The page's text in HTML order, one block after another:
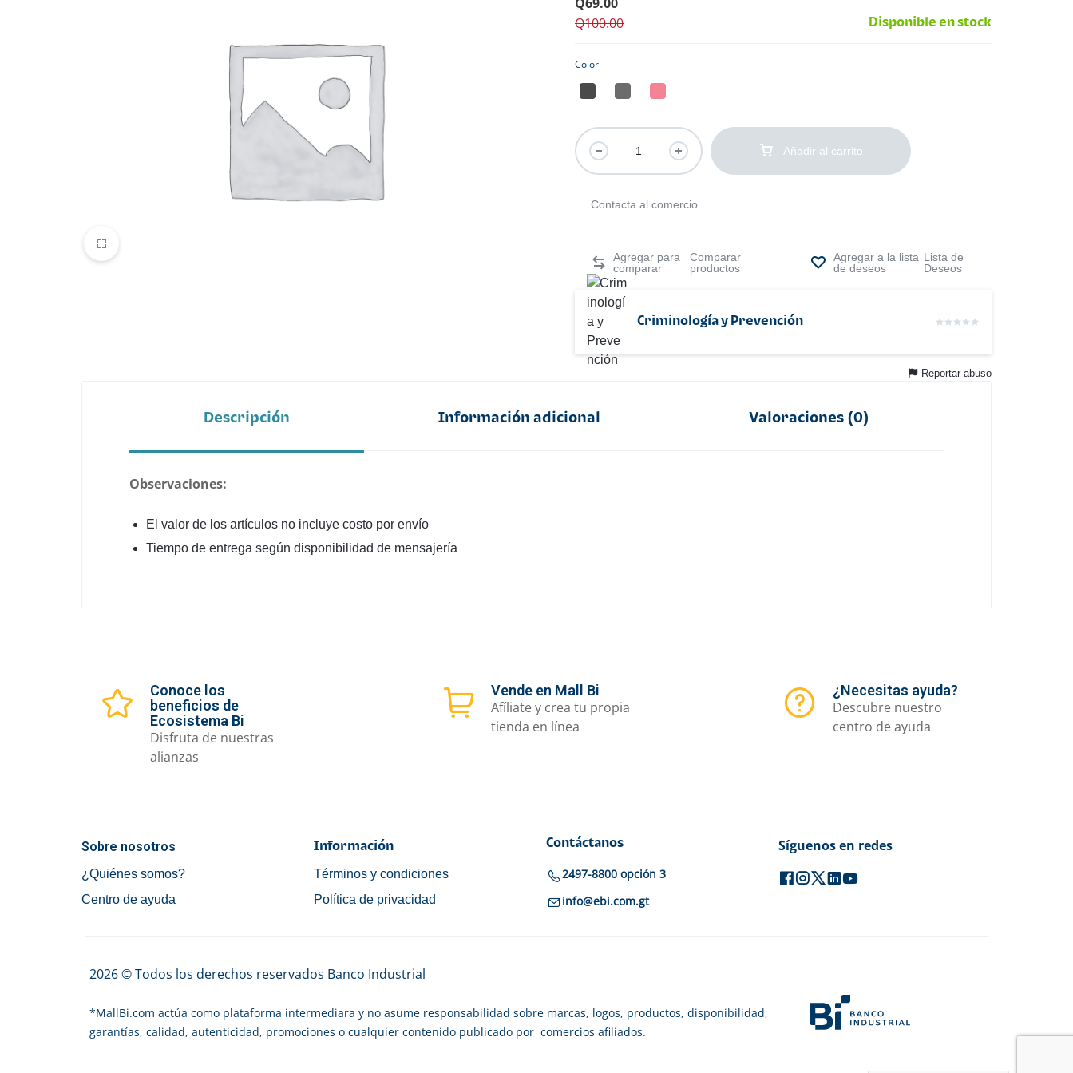
Electrónicos y Accesorios
Q100.00 Disponible en stock
Color
Añadir al carrito
Contacta al comercio
Comparar
productos
Lista de
Deseos
Criminología y Prevención
Reportar abuso
Descripción Información adicional Valoraciones (0)
Observaciones:
El valor de los artículos no incluye costo por envío
Tiempo de entrega según disponibilidad de mensajería
Conoce los
beneficios de
Ecosistema Bi
Disfruta de nuestras
alianzas
Vende en Mall Bi
Afíliate y crea tu propia
tienda en línea
¿Necesitas ayuda?
Descubre nuestro
centro de ayuda
Sobre nosotros
¿Quiénes somos?
Centro de ayuda
Información
Términos y condiciones
Política de privacidad
Contáctanos
2497-8800 opción 3
info@ebi.com.gt
Síguenos en redes
2026 © Todos los derechos reservados Banco Industrial
*MallBi.com actúa como plataforma intermediara y no asume responsabilidad sobre marcas, logos, productos, disponibilidad,
garantías, calidad, autenticidad, promociones o cualquier contenido publicado por comercios afiliados.